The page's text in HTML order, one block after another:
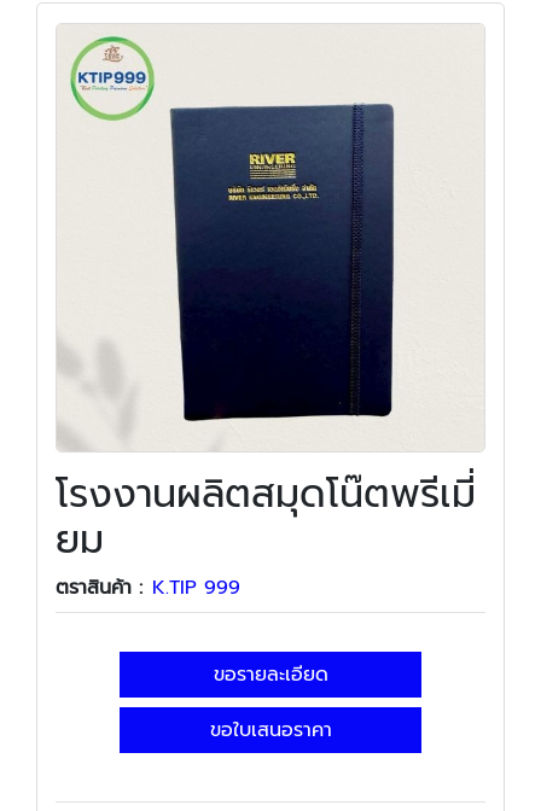
โรงงานผลิตสมุดโน๊ตพรีเมี่
ยม
ตราสินค้า : K.TIP 999
ขอรายละเอียด
ขอใบเสนอราคา